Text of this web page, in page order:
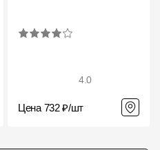
4.0
Цена 732 ₽/шт